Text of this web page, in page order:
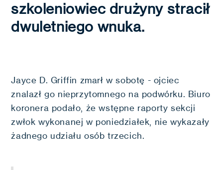
szkoleniowiec drużyny stracił
dwuletniego wnuka.
Jayce D. Griffin zmarł w sobotę - ojciec
znalazł go nieprzytomnego na podwórku. Biuro
koronera podało, że wstępne raporty sekcji
zwłok wykonanej w poniedziałek, nie wykazały
żadnego udziału osób trzecich.